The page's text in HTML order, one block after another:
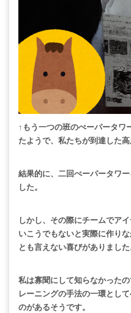
↑もう一つの班のぺーパータワ
たようで、 私たちが到達した
結果的に、二回ぺーパータワ
した。
しかし、その際にチームでアイ
いこうでもないと実際に作り
とも言えない喜びがありました
私は寡聞にして知らなかったの
レーニングの手法の一環として
のがあるそうです。